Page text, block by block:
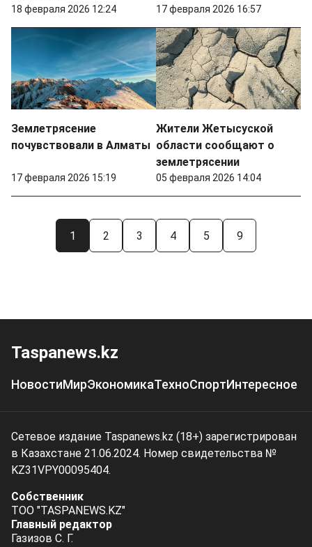
18 февраля 2026 12:24 17 февраля 2026 16:57
Землетрясение
почувствовали в Алматы
17 февраля 2026 15:19
Жители Жетысуской
области сообщают о
землетрясении
05 февраля 2026 14:04
1 2 3 4 5 9
Taspanews.kz
НовостиМирЭкономикаТехноСпортИнтересное
Сетевое издание Taspanews.kz (18+) зарегистрирован
в Казахстане 21.06.2024. Номер свидетельства №
KZ31VPY00095404.
Собственник
ТОО "TASPANEWS.KZ"
Главный редактор
Газизов С. Г.